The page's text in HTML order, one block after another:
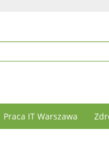
Praca IT Warszawa